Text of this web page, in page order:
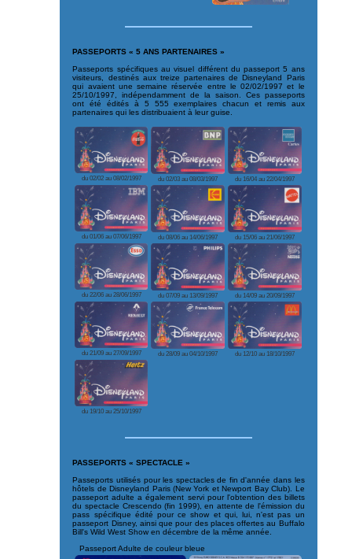
PASSEPORTS « 5 ANS PARTENAIRES »
Passeports spécifiques au visuel différent du passeport 5 ans
visiteurs, destinés aux treize partenaires de Disneyland Paris
qui avaient une semaine réservée entre le 02/02/1997 et le
25/10/1997, indépendamment de la saison. Ces passeports
ont été édités à 5 555 exemplaires chacun et remis aux
partenaires qui les distribuaient à leur guise.
du 02/02 au 08/02/1997 du 02/03 au 08/03/1997 du 16/04 au 22/04/1997
du 01/06 au 07/06/1997 du 08/06 au 14/06/1997 du 15/06 au 21/06/1997
du 22/06 au 28/06/1997 du 07/09 au 13/09/1997 du 14/09 au 20/09/1997
du 21/09 au 27/09/1997 du 28/09 au 04/10/1997 du 12/10 au 18/10/1997
du 19/10 au 25/10/1997
PASSEPORTS « SPECTACLE »
Passeports utilisés pour les spectacles de fin d'année dans les
hôtels de Disneyland Paris (New York et Newport Bay Club). Le
passeport adulte a également servi pour l'obtention des billets
du spectacle Crescendo (fin 1999), en attente de l'émission du
pass spécifique édité pour ce show et qui, lui, n'est pas un
passeport Disney, ainsi que pour des places offertes au Buffalo
Bill's Wild West Show en décembre de la même année.
Passeport Adulte de couleur bleue